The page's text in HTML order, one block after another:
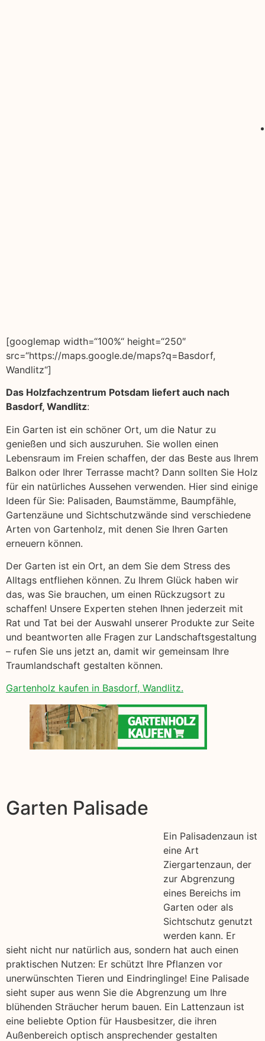
[googlemap width=“100%“ height=“250″
src=“https://maps.google.de/maps?q=Basdorf,
Wandlitz“]
Das Holzfachzentrum Potsdam liefert auch nach
Basdorf, Wandlitz:
Ein Garten ist ein schöner Ort, um die Natur zu
genießen und sich auszuruhen. Sie wollen einen
Lebensraum im Freien schaffen, der das Beste aus Ihrem
Balkon oder Ihrer Terrasse macht? Dann sollten Sie Holz
für ein natürliches Aussehen verwenden. Hier sind einige
Ideen für Sie: Palisaden, Baumstämme, Baumpfähle,
Gartenzäune und Sichtschutzwände sind verschiedene
Arten von Gartenholz, mit denen Sie Ihren Garten
erneuern können.
Der Garten ist ein Ort, an dem Sie dem Stress des
Alltags entfliehen können. Zu Ihrem Glück haben wir
das, was Sie brauchen, um einen Rückzugsort zu
schaffen! Unsere Experten stehen Ihnen jederzeit mit
Rat und Tat bei der Auswahl unserer Produkte zur Seite
und beantworten alle Fragen zur Landschaftsgestaltung
– rufen Sie uns jetzt an, damit wir gemeinsam Ihre
Traumlandschaft gestalten können.
Gartenholz kaufen in Basdorf, Wandlitz.
Garten Palisade
Ein Palisadenzaun ist
eine Art
Ziergartenzaun, der
zur Abgrenzung
eines Bereichs im
Garten oder als
Sichtschutz genutzt
werden kann. Er
sieht nicht nur natürlich aus, sondern hat auch einen
praktischen Nutzen: Er schützt Ihre Pflanzen vor
unerwünschten Tieren und Eindringlinge! Eine Palisade
sieht super aus wenn Sie die Abgrenzung um Ihre
blühenden Sträucher herum bauen. Ein Lattenzaun ist
eine beliebte Option für Hausbesitzer, die ihren
Außenbereich optisch ansprechender gestalten